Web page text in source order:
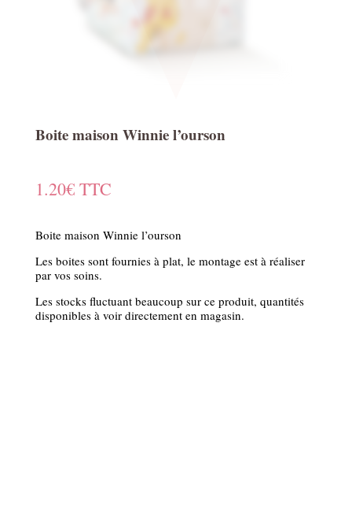
Boite maison Winnie l’ourson
1.20€ TTC
Boite maison Winnie l’ourson
Les boites sont fournies à plat, le montage est à réaliser
par vos soins.
Les stocks fluctuant beaucoup sur ce produit, quantités
disponibles à voir directement en magasin.